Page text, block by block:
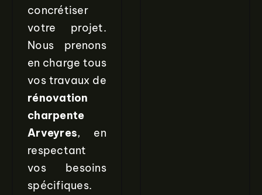
concrétiser
votre projet.
Nous prenons
en charge tous
vos travaux de
rénovation
charpente
Arveyres, en
respectant
vos besoins
spécifiques.